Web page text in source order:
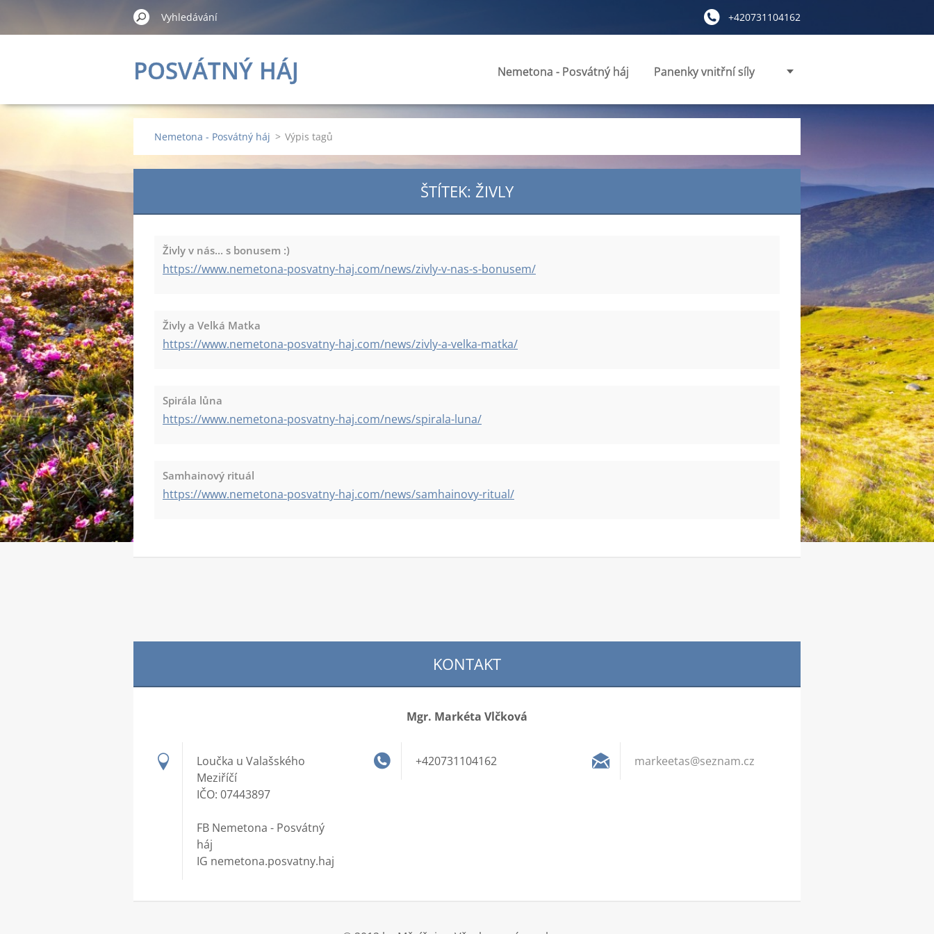
+420731104162
POSVÁTNÝ HÁJ Nemetona - Posvátný háj Panenky vnitřní síly
Nemetona - Posvátný háj > Výpis tagů
ŠTÍTEK: ŽIVLY
Živly v nás... s bonusem :)
https://www.nemetona-posvatny-haj.com/news/zivly-v-nas-s-bonusem/
Živly a Velká Matka
https://www.nemetona-posvatny-haj.com/news/zivly-a-velka-matka/
Spirála lůna
https://www.nemetona-posvatny-haj.com/news/spirala-luna/
Samhainový rituál
https://www.nemetona-posvatny-haj.com/news/samhainovy-ritual/
KONTAKT
Mgr. Markéta Vlčková
Loučka u Valašského
Meziříčí
IČO: 07443897
FB Nemetona - Posvátný
háj
IG nemetona.posvatny.haj
+420731104162 markeetas@seznam.cz